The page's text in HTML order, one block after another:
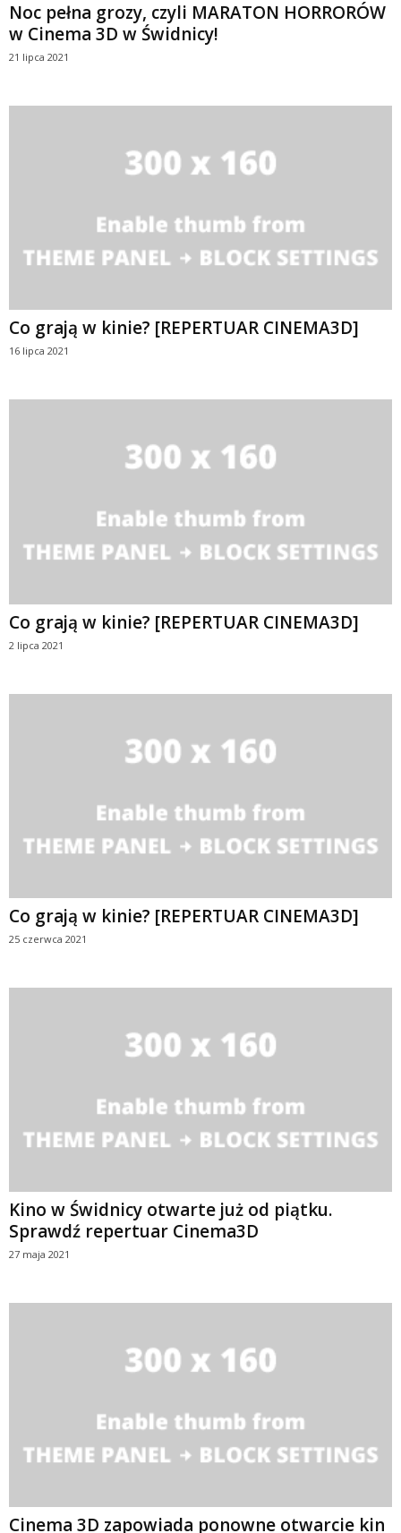
Noc pełna grozy, czyli MARATON HORRORÓW
w Cinema 3D w Świdnicy!
21 lipca 2021
Co grają w kinie? [REPERTUAR CINEMA3D]
16 lipca 2021
Co grają w kinie? [REPERTUAR CINEMA3D]
2 lipca 2021
Co grają w kinie? [REPERTUAR CINEMA3D]
25 czerwca 2021
Kino w Świdnicy otwarte już od piątku.
Sprawdź repertuar Cinema3D
27 maja 2021
Cinema 3D zapowiada ponowne otwarcie kin